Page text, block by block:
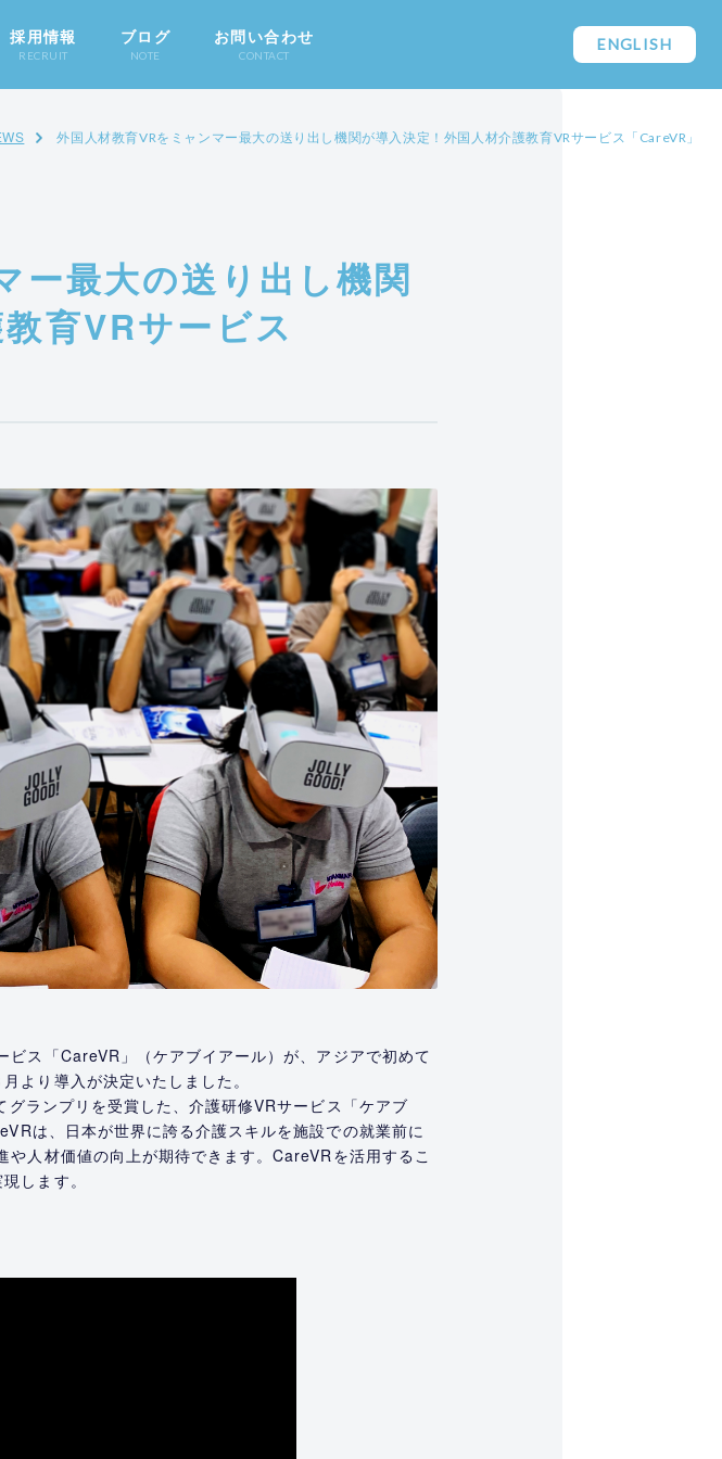
採用情報
RECRUIT
ブログ
NOTE
お問い合わせ
CONTACT
ENGLISH
外国人材教育VRをミャンマー最大の送り出し機関が導入決定！外国人材介護教育VRサービス「CareVR」
ー最大の送り出し機関
育VRサービス
ス「CareVR」（ケアブイアール）が、アジアで初めて
より導入が決定いたしました。
ランプリを受賞した、介護研修VRサービス「ケアブ
は、日本が世界に誇る介護スキルを施設での就業前に
人材価値の向上が期待できます。CareVRを活用するこ
します。